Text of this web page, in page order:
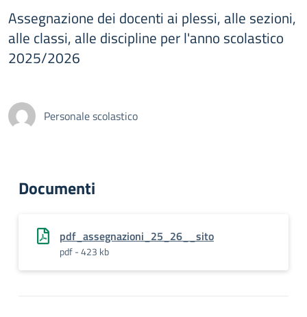
Assegnazione dei docenti ai plessi, alle sezioni,
alle classi, alle discipline per l'anno scolastico
2025/2026
Personale scolastico
Documenti
pdf_assegnazioni_25_26__sito
pdf - 423 kb